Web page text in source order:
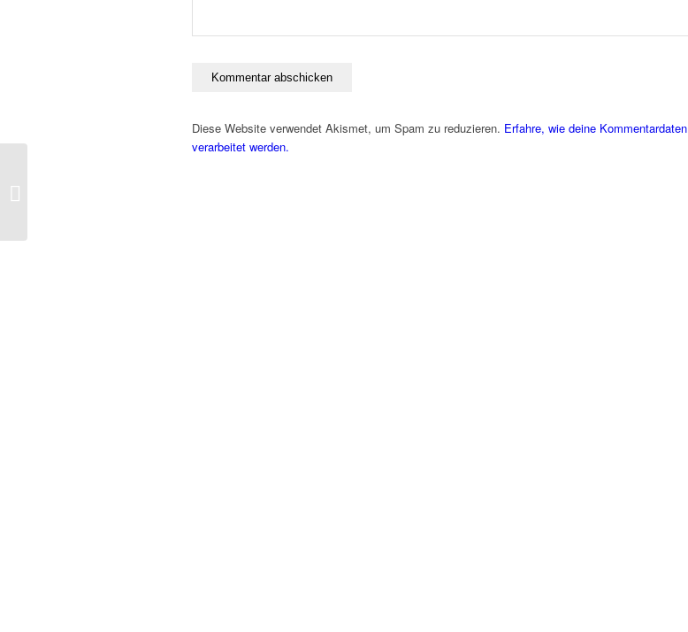
Diese Website verwendet Akismet, um Spam zu reduzieren. Erfahre, wie deine Kommentardaten
verarbeitet werden.